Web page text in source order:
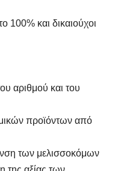
100% και δικαιούχοι
αριθμού και του
προϊόντων από
των μελισσοκόμων